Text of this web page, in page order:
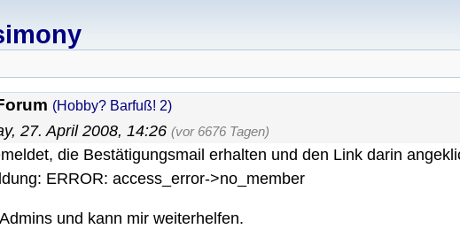
(Hobby? Barfuß! 2)
27. April 2008, 14:26 (vor 6676 Tagen)
die Bestätigungsmail erhalten und den Link darin
ERROR: access_error->no_member
und kann mir weiterhelfen.